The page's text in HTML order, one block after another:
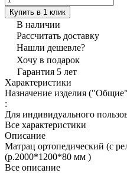
Купить в 1 клик
В наличии
Рассчитать доставку
Нашли дешевле?
Хочу в подарок
Гарантия 5 лет
Характеристики
Назначение изделия
:
Для индивидуального
Все характеристики
Описание
Матрац ортопедический (с
(р.2000*1200*80 мм )
Все описание